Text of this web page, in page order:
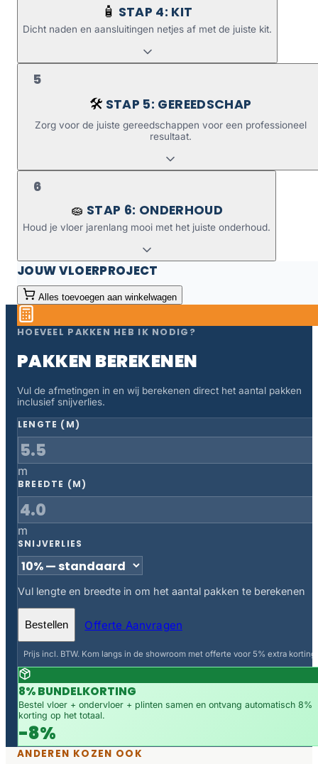
🧴 STAP 4: KIT
Dicht naden en aansluitingen netjes af met de juiste kit.
5
🛠️ STAP 5: GEREEDSCHAP
Zorg voor de juiste gereedschappen voor een professioneel
resultaat.
6
🧽 STAP 6: ONDERHOUD
Houd je vloer jarenlang mooi met het juiste onderhoud.
JOUW VLOERPROJECT
Alles toevoegen aan winkelwagen
HOEVEEL PAKKEN HEB IK NODIG?
PAKKEN BEREKENEN
Vul de afmetingen in en wij berekenen direct het aantal pakken
inclusief snijverlies.
LENGTE (M)
m
BREEDTE (M)
m
SNIJVERLIES
Vul lengte en breedte in om het aantal pakken te berekenen
Bestellen Offerte Aanvragen
Prijs incl. BTW. Kom langs in de showroom met offerte voor 5% extra korting.
8% BUNDELKORTING
Bestel vloer + ondervloer + plinten samen en ontvang automatisch 8%
korting op het totaal.
-8%
ANDEREN KOZEN OOK